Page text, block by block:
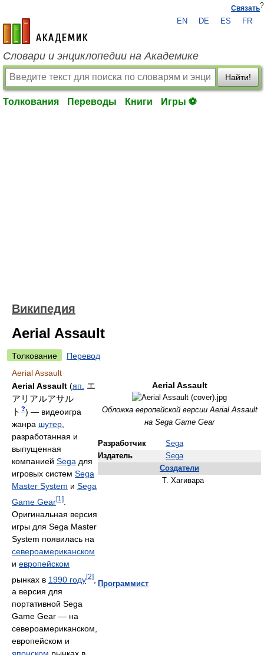
academic.ru
EN DE ES FR
Словари и энциклопедии на Академике
Найти!
Толкования Переводы Книги Игры ⚽
Википедия
Aerial Assault
Толкование
Перевод
Aerial Assault
Aerial Assault
Обложка европейской версии Aerial Assault
на Sega Game Gear
Разработчик
Sega
Издатель
Sega
Создатели
Программист
Т. Хагивара
Aerial Assault (яп.
エ
アリアルアサル
ト ?) — видеоигра
жанра шутер
разработанная и
выпущенная
компанией Sega для
игровых систем Sega
Master System и Sega
Game Gear[1]
Оригинальная версия
игры для Sega Master
System появилась на
североамериканском
и европейском
рынках в 1990 году[2]
а версия для
портативной Sega
Game Gear — на
североамериканском,
европейском и
Связать?